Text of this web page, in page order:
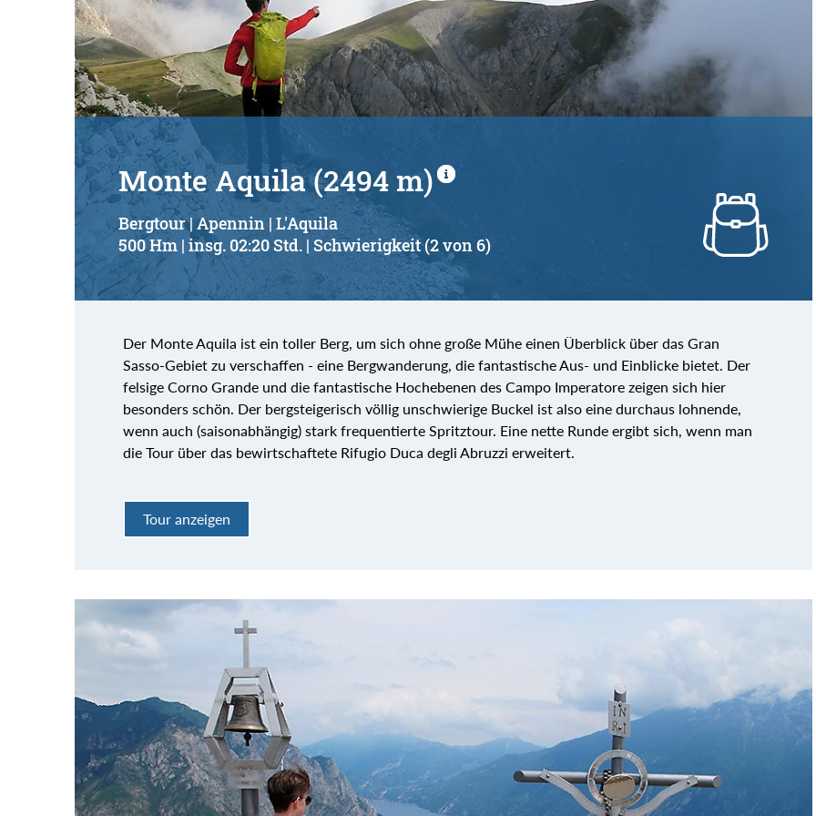
Monte Aquila (2494 m)
Bergtour | Apennin | L'Aquila
500 Hm | insg. 02:20 Std. | Schwierigkeit (2 von 6)
Der Monte Aquila ist ein toller Berg, um sich ohne große Mühe einen Überblick über das Gran
Sasso-Gebiet zu verschaffen - eine Bergwanderung, die fantastische Aus- und Einblicke bietet. Der
felsige Corno Grande und die fantastische Hochebenen des Campo Imperatore zeigen sich hier
besonders schön. Der bergsteigerisch völlig unschwierige Buckel ist also eine durchaus lohnende,
wenn auch (saisonabhängig) stark frequentierte Spritztour. Eine nette Runde ergibt sich, wenn man
die Tour über das bewirtschaftete Rifugio Duca degli Abruzzi erweitert.
Tour anzeigen